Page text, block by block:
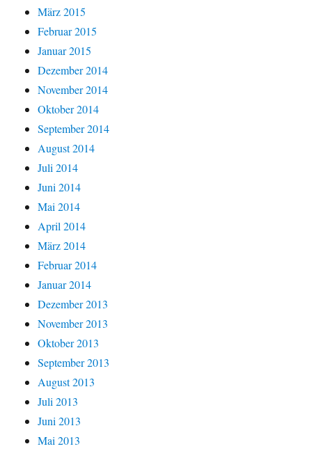
März 2015
Februar 2015
Januar 2015
Dezember 2014
November 2014
Oktober 2014
September 2014
August 2014
Juli 2014
Juni 2014
Mai 2014
April 2014
März 2014
Februar 2014
Januar 2014
Dezember 2013
November 2013
Oktober 2013
September 2013
August 2013
Juli 2013
Juni 2013
Mai 2013